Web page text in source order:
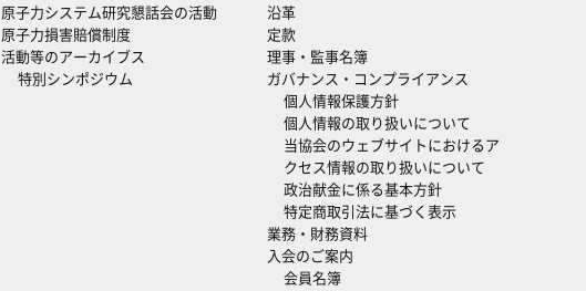
原子力システム研究懇話会の活動
原子力損害賠償制度
活動等のアーカイブス
特別シンポジウム
沿革
定款
理事・監事名簿
ガバナンス・コンプライアンス
個人情報保護方針
個人情報の取り扱いについて
当協会のウェブサイトにおけるア
クセス情報の取り扱いについて
政治献金に係る基本方針
特定商取引法に基づく表示
業務・財務資料
入会のご案内
会員名簿